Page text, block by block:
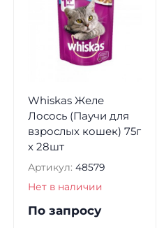
Whiskas Желе
Лосось (Паучи для
взрослых кошек) 75г
х 28шт
Артикул: 48579
Нет в наличии
По запросу